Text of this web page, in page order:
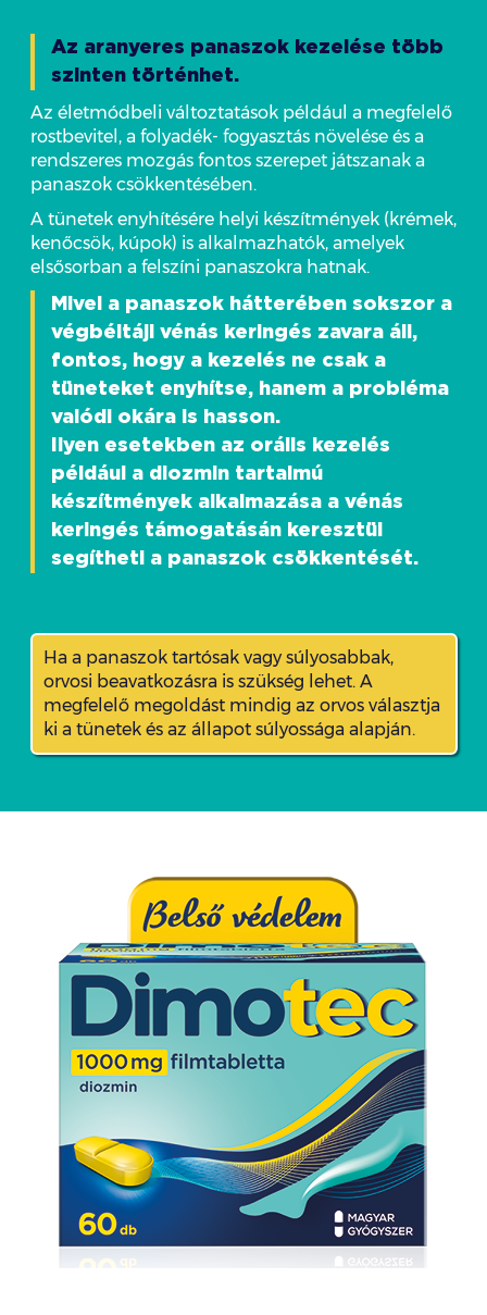
Az aranyeres panaszok kezelése több
szinten történhet.
Az életmódbeli változtatások például a megfelelő
rostbevitel, a folyadék- fogyasztás növelése és a
rendszeres mozgás fontos szerepet játszanak a
panaszok csökkentésében.
A tünetek enyhítésére helyi készítmények (krémek,
kenőcsök, kúpok) is alkalmazhatók, amelyek
elsősorban a felszíni panaszokra hatnak.
Mivel a panaszok hátterében sokszor a
végbéltáji vénás keringés zavara áll,
fontos, hogy a kezelés ne csak a
tüneteket enyhítse, hanem a probléma
valódi okára is hasson.
Ilyen esetekben az orális kezelés
például a diozmin tartalmú
készítmények alkalmazása a vénás
keringés támogatásán keresztül
segítheti a panaszok csökkentését.
Ha a panaszok tartósak vagy súlyosabbak,
orvosi beavatkozásra is szükség lehet. A
megfelelő megoldást mindig az orvos választja
ki a tünetek és az állapot súlyossága alapján.